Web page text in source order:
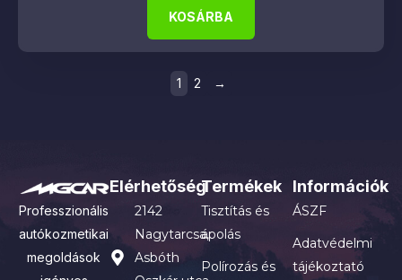
KOSÁRBA
1 2 →
Professzionális
autókozmetikai
megoldások
Elérhetőség
2142
Nagytarcsa,
Asbóth
Termékek
Tisztítás és
ápolás
Polírozás és
Információk
ÁSZF
Adatvédelmi
tájékoztató